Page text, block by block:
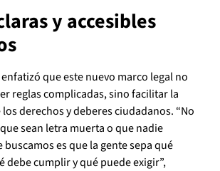
y accesibles
que este nuevo marco legal no
reglas complicadas, sino facilitar la
derechos y deberes ciudadanos. “No
sean letra muerta o que nadie
es que la gente sepa qué
debe cumplir y qué puede exigir”,